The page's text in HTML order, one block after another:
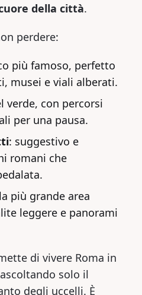
della città.
perdere:
più famoso, perfetto
musei e viali alberati.
verde, con percorsi
per una pausa.
: suggestivo e
romani che
più grande area
leggere e panorami
di vivere Roma in
solo il
degli uccelli. È